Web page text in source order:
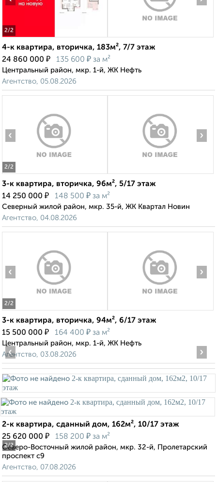
2/2
4-к квартира, вторичка, 183м², 7/7 этаж
24 860 000 ₽ 135 600 ₽ за м²
Центральный район, мкр. 1-й, ЖК Нефть
Агентство, 05.08.2026
2/2
‹ ›
3-к квартира, вторичка, 96м², 5/17 этаж
14 250 000 ₽ 148 500 ₽ за м²
Северный жилой район, мкр. 35-й, ЖК Квартал Новин
Агентство, 04.08.2026
2/2
‹ ›
3-к квартира, вторичка, 94м², 6/17 этаж
15 500 000 ₽ 164 400 ₽ за м²
Центральный район, мкр. 1-й, ЖК Нефть
Агентство, 03.08.2026
2/2
‹ ›
2-к квартира, сданный дом, 162м², 10/17 этаж
25 620 000 ₽ 158 200 ₽ за м²
Северо-Восточный жилой район, мкр. 32-й, Пролетарский
проспект с9
Агентство, 07.08.2026